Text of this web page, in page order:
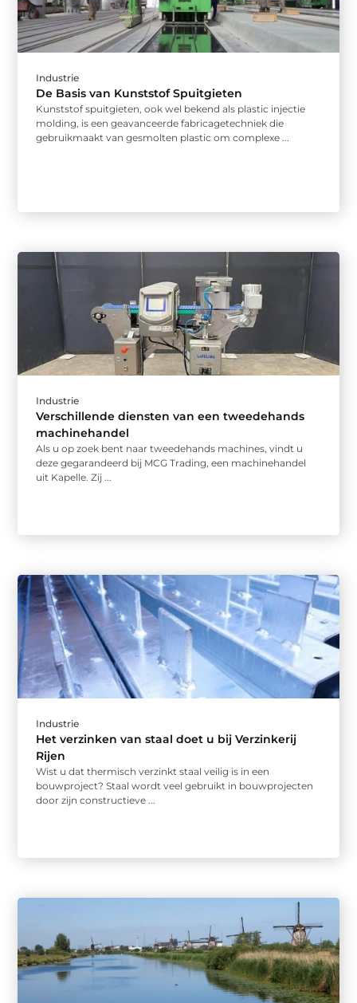
Industrie
De Basis van Kunststof Spuitgieten
Kunststof spuitgieten, ook wel bekend als plastic injectie
molding, is een geavanceerde fabricagetechniek die
gebruikmaakt van gesmolten plastic om complexe ...
Industrie
Verschillende diensten van een tweedehands
machinehandel
Als u op zoek bent naar tweedehands machines, vindt u
deze gegarandeerd bij MCG Trading, een machinehandel
uit Kapelle. Zij ...
Industrie
Het verzinken van staal doet u bij Verzinkerij
Rijen
Wist u dat thermisch verzinkt staal veilig is in een
bouwproject? Staal wordt veel gebruikt in bouwprojecten
door zijn constructieve ...